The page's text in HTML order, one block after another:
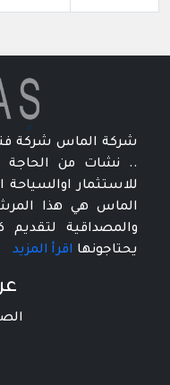
شركة الماس شركة
.. نشات من الحاجة
للاستثمار اوالسياحة
الماس هي هذا
والمصداقية لتقديم
يحتاجونها اقرأ المزيد